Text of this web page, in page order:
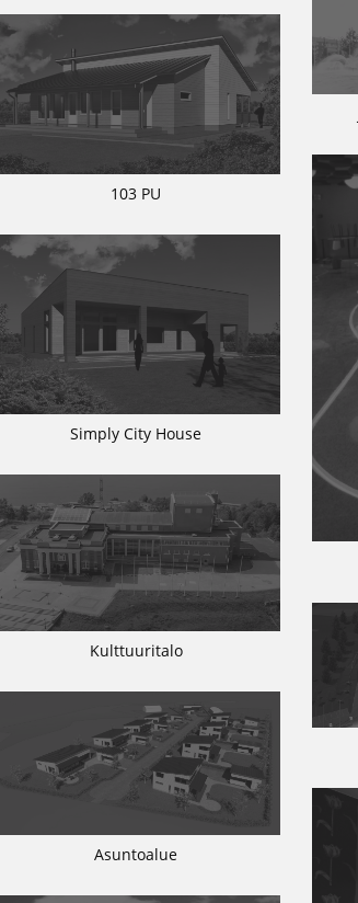
103 PU
Simply City House
Kulttuuritalo
Asuntoalue